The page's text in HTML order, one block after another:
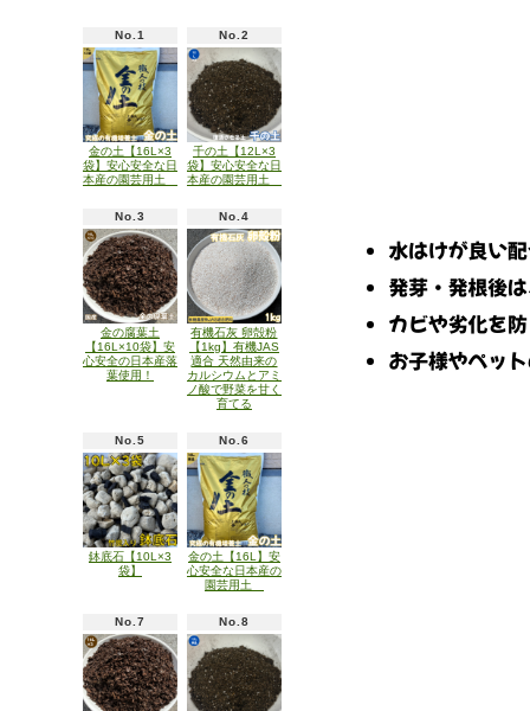
No.1
金の土【16L×3
袋】安心安全な日
本産の園芸用土
No.2
千の土【12L×3
袋】安心安全な日
本産の園芸用土
No.3
金の腐葉土
【16L×10袋】安
心安全の日本産落
葉使用！
No.4
有機石灰 卵殻粉
【1kg】有機JAS
適合 天然由来の
カルシウムとアミ
ノ酸で野菜を甘く
育てる
No.5
鉢底石【10L×3
袋】
No.6
金の土【16L】安
心安全な日本産の
園芸用土
No.7 No.8